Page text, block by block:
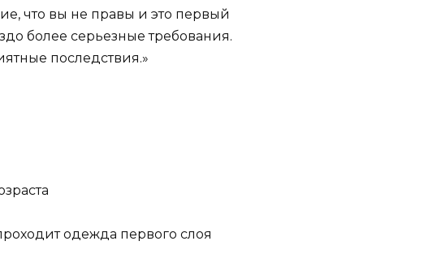
что вы не правы и это первый
более серьезные требования.
последствия.»
одежда первого слоя